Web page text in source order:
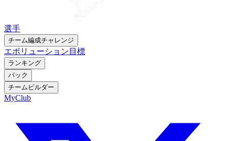
選手
チーム編成チャレンジ
エボリューション 目標
ランキング
パック
チームビルダー
MyClub